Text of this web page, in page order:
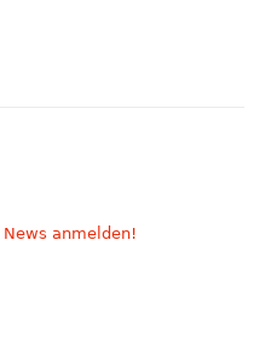
News anmelden!